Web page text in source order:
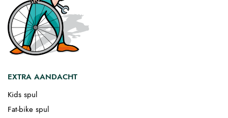
EXTRA AANDACHT
Kids spul
Fat-bike spul